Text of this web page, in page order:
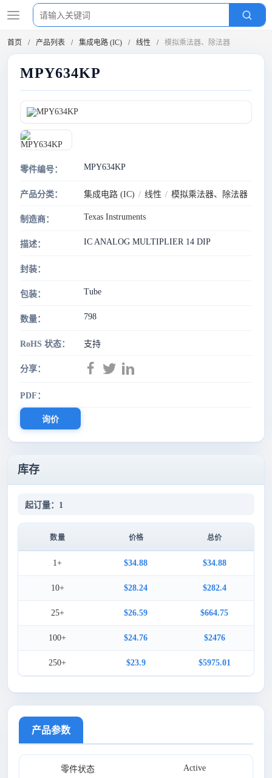
首页 产品列表 集成电路 (IC) 线性 模拟乘法器、除法器
MPY634KP
零件编号： MPY634KP
产品分类： 集成电路 (IC) / 线性 / 模拟乘法器、除法器
制造商： Texas Instruments
描述： IC ANALOG MULTIPLIER 14 DIP
封装：
包装： Tube
数量： 798
RoHS 状态： 支持
分享：
PDF：
询价
库存
起订量：1
数量 价格 总价
1+ $34.88 $34.88
10+ $28.24 $282.4
25+ $26.59 $664.75
100+ $24.76 $2476
250+ $23.9 $5975.01
产品参数
零件状态 Active